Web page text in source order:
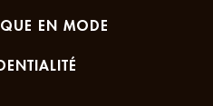
EN MODE